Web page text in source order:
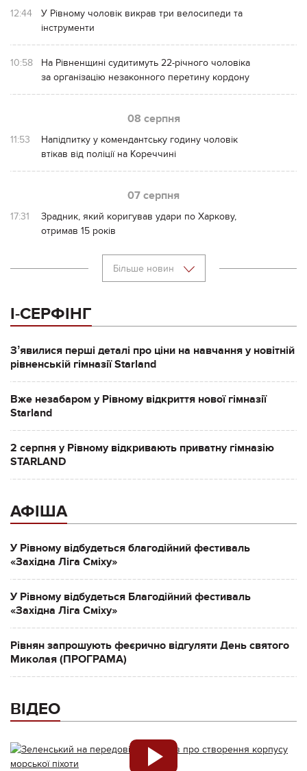
12:44
У Рівному чоловік викрав три велосипеди та
інструменти
10:58
На Рівненщині судитимуть 22-річного чоловіка
за організацію незаконного перетину кордону
08 серпня
11:53
Напідпитку у комендантську годину чоловік
втікав від поліції на Кореччині
07 серпня
17:31
Зрадник, який коригував удари по Харкову,
отримав 15 років
Більше новин
І-СЕРФІНГ
Зʼявилися перші деталі про ціни на навчання у новітній
рівненській гімназії Starland
Вже незабаром у Рівному відкриття нової гімназії
Starland
2 серпня у Рівному відкривають приватну гімназію
STARLAND
АФІША
У Рівному відбудеться благодійний фестиваль
«Західна Ліга Сміху»
У Рівному відбудеться Благодійний фестиваль
«Західна Ліга Сміху»
Рівнян запрошують феєрично відгуляти День святого
Миколая (ПРОГРАМА)
ВІДЕО